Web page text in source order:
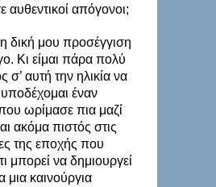
αυθεντικοί απόγονοι;
η δική μου προσέγγιση
Κι είμαι πάρα πολύ
σ’ αυτή την ηλικία να
έναν
ωρίμασε πια μαζί
ακόμα πιστός στις
της εποχής που
μπορεί να δημιουργεί
μια καινούργια